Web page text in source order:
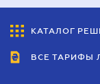
КАТАЛОГ
ВСЕ ТАРИФЫ